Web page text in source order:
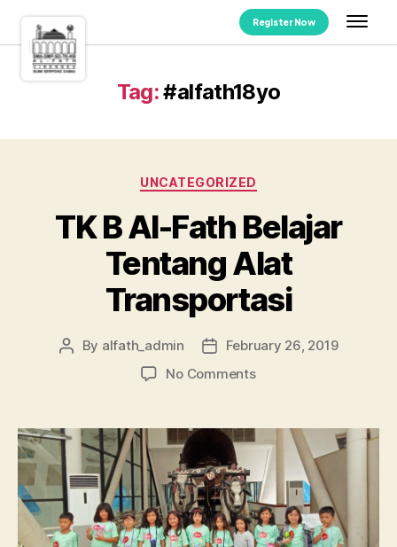
Register Now
Tag:#alfath18yo
UNCATEGORIZED
TK B Al-Fath Belajar
Tentang Alat
Transportasi
By alfath_admin
February 26, 2019
No Comments